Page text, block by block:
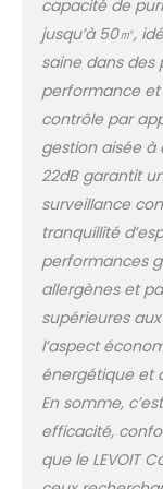
capacité de
jusqu’à 50㎡,
saine dans des
performance
contrôle par
gestion aisée à
22dB garantit
surveillance
tranquillité
performances
allergènes et
supérieures
l’aspect
énergétique et
En somme,
efficacité,
que le LEVOIT